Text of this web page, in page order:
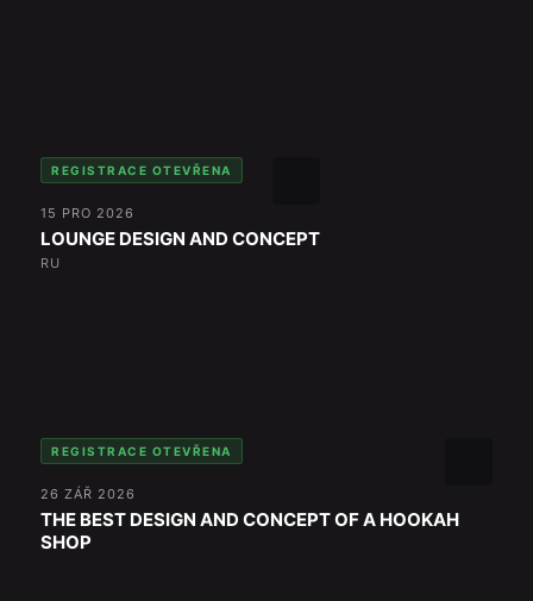
REGISTRACE OTEVŘENA
15 PRO 2026
LOUNGE DESIGN AND CONCEPT
RU
REGISTRACE OTEVŘENA
26 ZÁŘ 2026
THE BEST DESIGN AND CONCEPT OF A HOOKAH
SHOP